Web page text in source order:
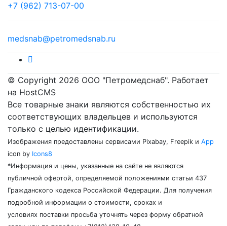
+7 (962) 713-07-00
medsnab@petromedsnab.ru
© Copyright 2026 ООО "Петромедснаб". Работает
на HostCMS
Все товарные знаки являются собственностью их
соответствующих владельцев и используются
только с целью идентификации.
Изображения предоставлены сервисами Pixabay, Freepik и App
icon by Icons8
*Информация и цены, указанные на сайте не являются
публичной офертой, определяемой положениями статьи 437
Гражданского кодекса Российской Федерации. Для получения
подробной информации о стоимости, сроках и
условиях поставки просьба уточнять через форму обратной